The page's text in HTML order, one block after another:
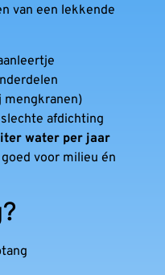
van een lekkende
mengkranen)
afdichting
water per jaar
voor milieu én